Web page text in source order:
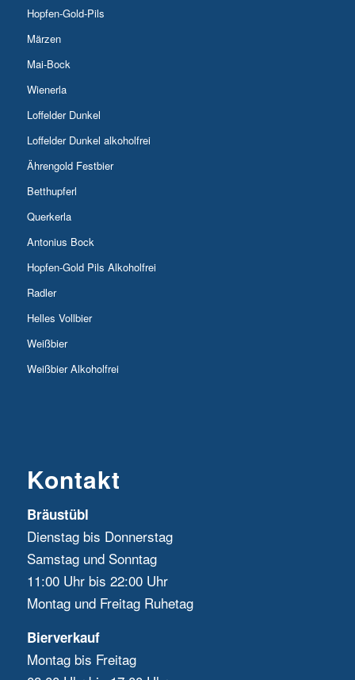
Hopfen-Gold-Pils
Märzen
Mai-Bock
Wienerla
Loffelder Dunkel
Loffelder Dunkel alkoholfrei
Ährengold Festbier
Betthupferl
Querkerla
Antonius Bock
Hopfen-Gold Pils Alkoholfrei
Radler
Helles Vollbier
Weißbier
Weißbier Alkoholfrei
Kontakt
Bräustübl
Dienstag bis Donnerstag
Samstag und Sonntag
11:00 Uhr bis 22:00 Uhr
Montag und Freitag Ruhetag
Bierverkauf
Montag bis Freitag